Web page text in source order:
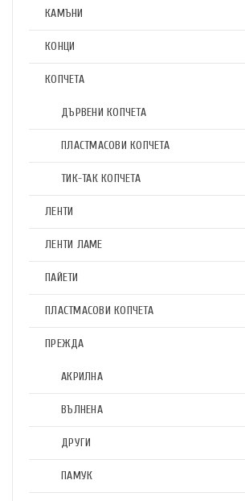
КАМЪНИ
КОНЦИ
КОПЧЕТА
ДЪРВЕНИ КОПЧЕТА
ПЛАСТМАСОВИ КОПЧЕТА
ТИК-ТАК КОПЧЕТА
ЛЕНТИ
ЛЕНТИ ЛАМЕ
ПАЙЕТИ
ПЛАСТМАСОВИ КОПЧЕТА
ПРЕЖДА
АКРИЛНА
ВЪЛНЕНА
ДРУГИ
ПАМУК